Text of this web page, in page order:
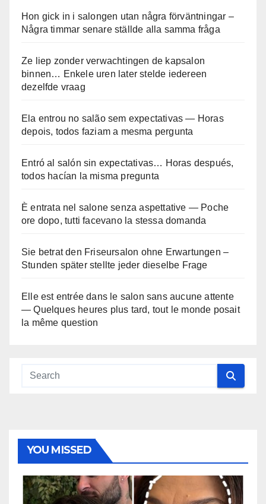
Hon gick in i salongen utan några förväntningar –
Några timmar senare ställde alla samma fråga
Ze liep zonder verwachtingen de kapsalon
binnen… Enkele uren later stelde iedereen
dezelfde vraag
Ela entrou no salão sem expectativas — Horas
depois, todos faziam a mesma pergunta
Entró al salón sin expectativas… Horas después,
todos hacían la misma pregunta
È entrata nel salone senza aspettative — Poche
ore dopo, tutti facevano la stessa domanda
Sie betrat den Friseursalon ohne Erwartungen –
Stunden später stellte jeder dieselbe Frage
Elle est entrée dans le salon sans aucune attente
— Quelques heures plus tard, tout le monde posait
la même question
YOU MISSED